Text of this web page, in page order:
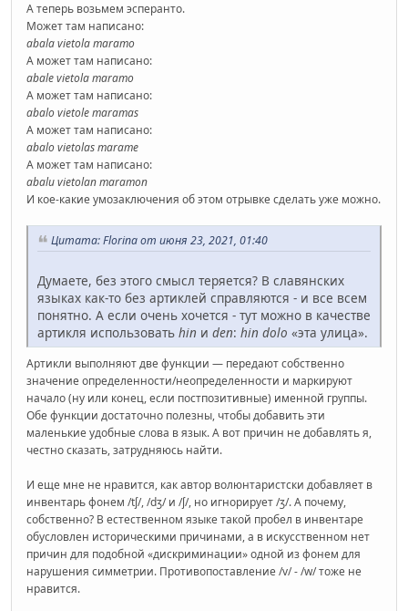
А теперь возьмем эсперанто.
Может там написано:
abala vietola maramo
А может там написано:
abale vietola maramo
А может там написано:
abalo vietole maramas
А может там написано:
abalo vietolas marame
А может там написано:
abalu vietolan maramon
И кое-какие умозаключения об этом отрывке сделать уже можно.
Цитата: Florina от июня 23, 2021, 01:40
Думаете, без этого смысл теряется? В славянских
языках как-то без артиклей справляются - и все всем
понятно. А если очень хочется - тут можно в качестве
артикля использовать hin и den: hin dolo «эта улица».
Артикли выполняют две функции — передают собственно
значение определенности/неопределенности и маркируют
начало (ну или конец, если постпозитивные) именной группы.
Обе функции достаточно полезны, чтобы добавить эти
маленькие удобные слова в язык. А вот причин не добавлять я,
честно сказать, затрудняюсь найти.
И еще мне не нравится, как автор волюнтаристски добавляет в
инвентарь фонем /tʃ/, /dʒ/ и /ʃ/, но игнорирует /ʒ/. А почему,
собственно? В естественном языке такой пробел в инвентаре
обусловлен историческими причинами, а в искусственном нет
причин для подобной «дискриминации» одной из фонем для
нарушения симметрии. Противопоставление /v/ - /w/ тоже не
нравится.